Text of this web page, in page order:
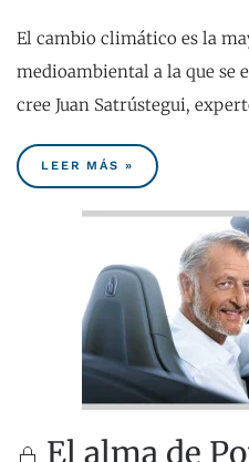
El cambio climático es la
medioambiental a la que se
cree Juan Satrústegui,
LEER MÁS »
El alma de